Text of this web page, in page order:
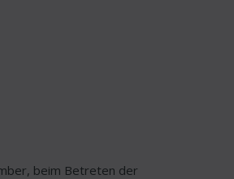
beim Betreten der